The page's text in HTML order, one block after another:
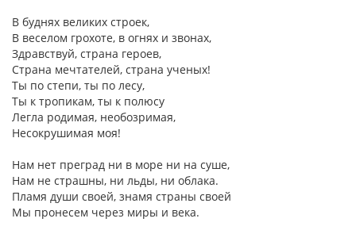
В буднях великих строек,
В веселом грохоте, в огнях и звонах,
Здравствуй, страна героев,
Страна мечтателей, страна ученых!
Ты по степи, ты по лесу,
Ты к тропикам, ты к полюсу
Легла родимая, необозримая,
Несокрушимая моя!
Нам нет преград ни в море ни на суше,
Нам не страшны, ни льды, ни облака.
Пламя души своей, знамя страны своей
Мы пронесем через миры и века.